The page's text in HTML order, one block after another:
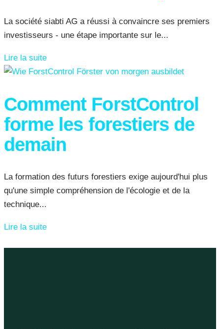
La société siabti AG a réussi à convaincre ses premiers
investisseurs - une étape importante sur le...
Lire la suite
Comment ForstControl
forme les forestiers de
demain
La formation des futurs forestiers exige aujourd'hui plus
qu'une simple compréhension de l'écologie et de la
technique...
Lire la suite